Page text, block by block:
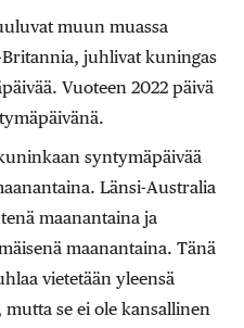
muun muassa
Britannia, juhlivat kuningas
Vuoteen 2022 päivä
syntymäpäivää
Länsi-Australia
maanantaina ja
maanantaina. Tänä
vietetään yleensä
se ei ole kansallinen